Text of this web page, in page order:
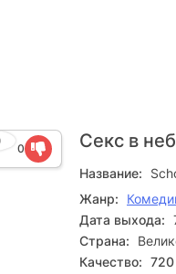
Секс в
0
Название:
Жанр:
Дата выхода:
Страна:
Качество: